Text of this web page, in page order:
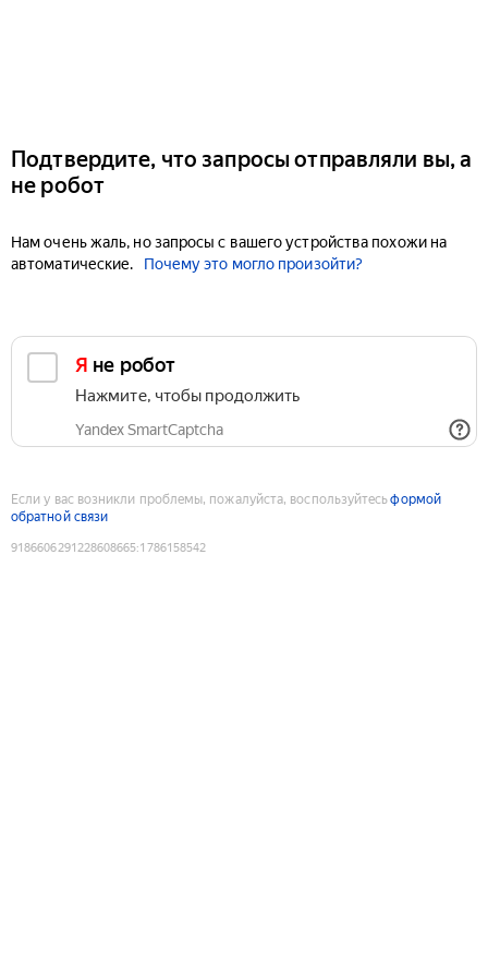
Подтвердите, что запросы отправляли вы, а
не робот
Нам очень жаль, но запросы с вашего устройства похожи на
автоматические.
Почему это могло произойти?
Я не робот
Нажмите, чтобы продолжить
Yandex SmartCaptcha
Если у вас возникли проблемы, пожалуйста, воспользуйтесьформой
обратной связи
9186606291228608665:1786158542